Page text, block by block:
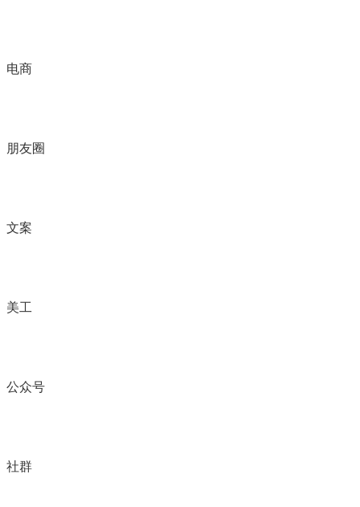
电商
朋友圈
文案
美工
公众号
社群